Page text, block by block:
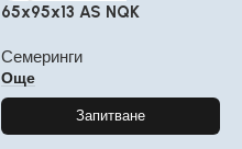
65x95x13 AS NQK
Семеринги
Още
Запитване